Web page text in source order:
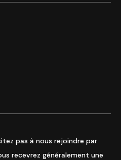
pas à nous rejoindre par
recevrez généralement une